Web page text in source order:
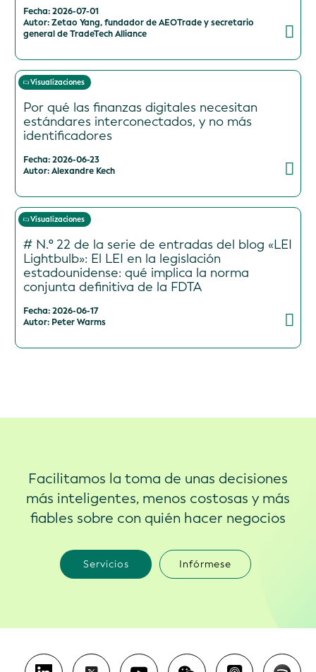
Fecha: 2026-07-01
Autor: Zetao Yang, fundador de AEOTrade y secretario
general de TradeTech Alliance
Visualizaciones
Por qué las finanzas digitales necesitan
estándares interconectados, y no más
identificadores
Fecha: 2026-06-23
Autor: Alexandre Kech
Visualizaciones
# N.º 22 de la serie de entradas del blog «LEI
Lightbulb»: El LEI en la legislación
estadounidense: qué implica la norma
conjunta definitiva de la FDTA
Fecha: 2026-06-17
Autor: Peter Warms
Facilitamos la toma de unas decisiones
más inteligentes, menos costosas y más
fiables sobre con quién hacer negocios
Servicios Infórmese